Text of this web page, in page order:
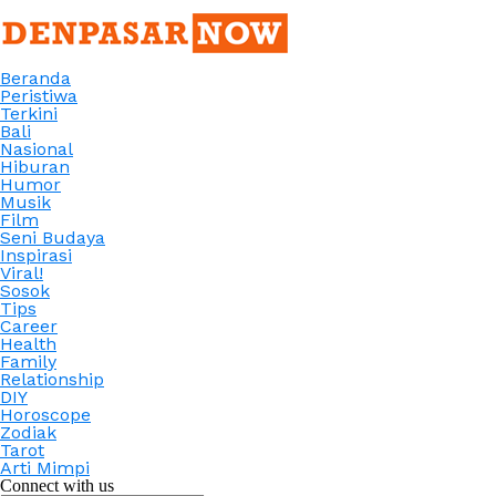
Beranda
Peristiwa
Terkini
Bali
Nasional
Hiburan
Humor
Musik
Film
Seni Budaya
Inspirasi
Viral!
Sosok
Tips
Career
Health
Family
Relationship
DIY
Horoscope
Zodiak
Tarot
Arti Mimpi
Connect with us